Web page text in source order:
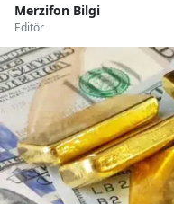
Merzifon Bilgi
Editör